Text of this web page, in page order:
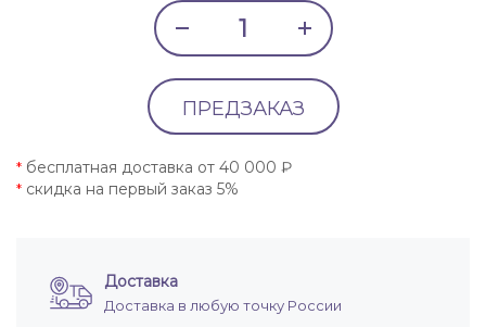
ПРЕДЗАКАЗ
* бесплатная доставка от 40 000 ₽
* скидка на первый заказ 5%
Доставка
Доставка в любую точку России